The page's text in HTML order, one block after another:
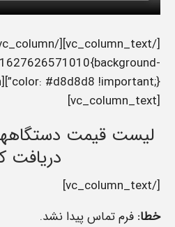
[vc_column_text]
لیست قیمت
دریافت
[/vc_column_text]
خطا: فرم تماس پیدا نشد.